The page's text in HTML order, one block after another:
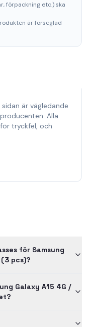
förpackning etc.) ska
är förseglad
är vägledande
Alla
tryckfel, och
för Samsung
(3 pcs)?
Galaxy A15 4G /